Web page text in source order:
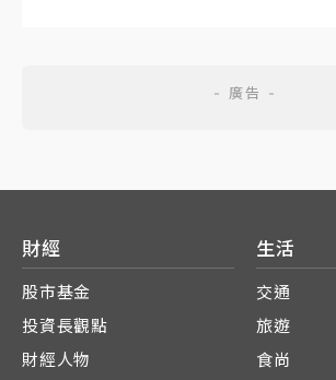
財經
股市基金
投資長觀點
財經人物
生活
交通
旅遊
食尚